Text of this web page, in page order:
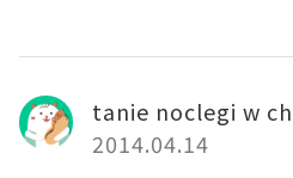
tanie noclegi w
2014.04.14